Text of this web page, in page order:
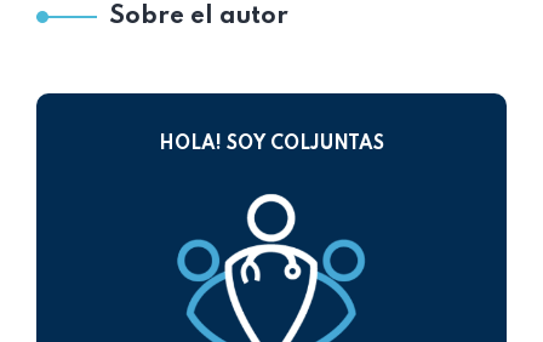
Sobre el autor
HOLA! SOY COLJUNTAS